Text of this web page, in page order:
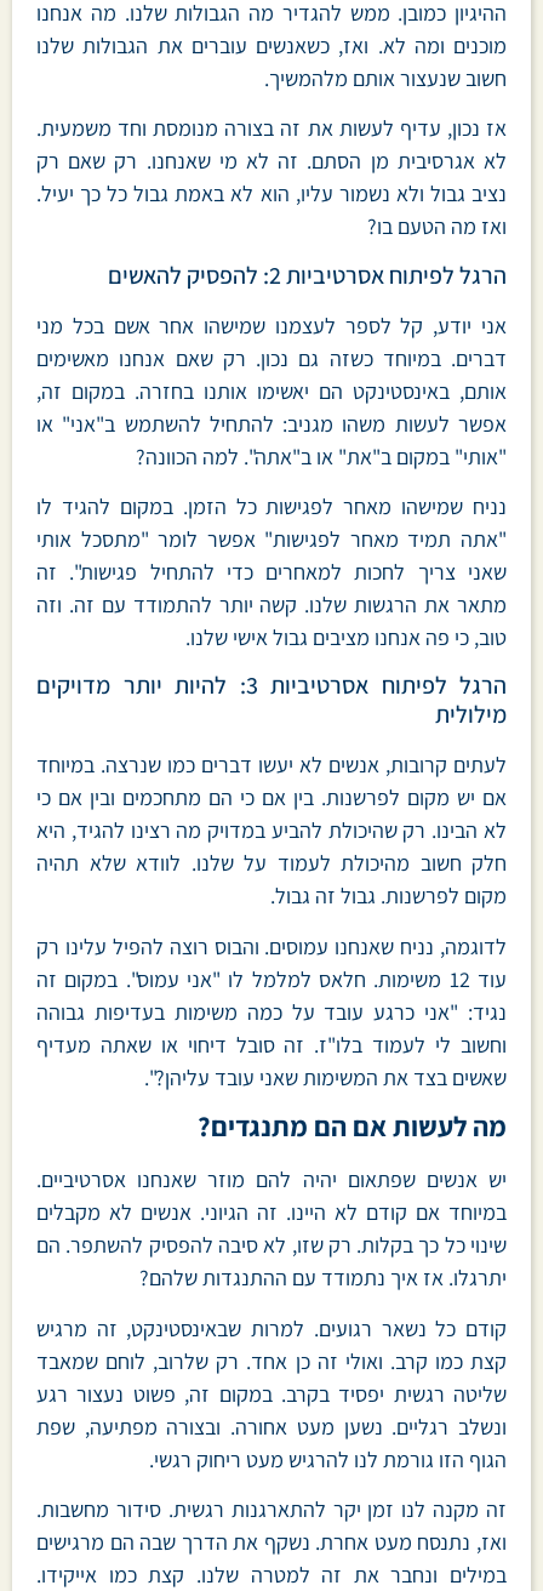
ההיגיון כמובן. ממש להגדיר מה הגבולות שלנו. מה אנחנו
מוכנים ומה לא. ואז, כשאנשים עוברים את הגבולות שלנו
חשוב שנעצור אותם מלהמשיך.
אז נכון, עדיף לעשות את זה בצורה מנומסת וחד משמעית.
לא אגרסיבית מן הסתם. זה לא מי שאנחנו. רק שאם רק
נציב גבול ולא נשמור עליו, הוא לא באמת גבול כל כך יעיל.
ואז מה הטעם בו?
הרגל לפיתוח אסרטיביות 2: להפסיק להאשים
אני יודע, קל לספר לעצמנו שמישהו אחר אשם בכל מני
דברים. במיוחד כשזה גם נכון. רק שאם אנחנו מאשימים
אותם, באינסטינקט הם יאשימו אותנו בחזרה. במקום זה,
אפשר לעשות משהו מגניב: להתחיל להשתמש ב"אני" או
"אותי" במקום ב"את" או ב"אתה". למה הכוונה?
נניח שמישהו מאחר לפגישות כל הזמן. במקום להגיד לו
"אתה תמיד מאחר לפגישות" אפשר לומר "מתסכל אותי
שאני צריך לחכות למאחרים כדי להתחיל פגישות". זה
מתאר את הרגשות שלנו. קשה יותר להתמודד עם זה. וזה
טוב, כי פה אנחנו מציבים גבול אישי שלנו.
הרגל לפיתוח אסרטיביות 3: להיות יותר מדויקים
מילולית
לעתים קרובות, אנשים לא יעשו דברים כמו שנרצה. במיוחד
אם יש מקום לפרשנות. בין אם כי הם מתחכמים ובין אם כי
לא הבינו. רק שהיכולת להביע במדויק מה רצינו להגיד, היא
חלק חשוב מהיכולת לעמוד על שלנו. לוודא שלא תהיה
מקום לפרשנות. גבול זה גבול.
לדוגמה, נניח שאנחנו עמוסים. והבוס רוצה להפיל עלינו רק
עוד 12 משימות. חלאס למלמל לו "אני עמוס". במקום זה
נגיד: "אני כרגע עובד על כמה משימות בעדיפות גבוהה
וחשוב לי לעמוד בלו"ז. זה סובל דיחוי או שאתה מעדיף
שאשים בצד את המשימות שאני עובד עליהן?".
מה לעשות אם הם מתנגדים?
יש אנשים שפתאום יהיה להם מוזר שאנחנו אסרטיביים.
במיוחד אם קודם לא היינו. זה הגיוני. אנשים לא מקבלים
שינוי כל כך בקלות. רק שזו, לא סיבה להפסיק להשתפר. הם
יתרגלו. אז איך נתמודד עם ההתנגדות שלהם?
קודם כל נשאר רגועים. למרות שבאינסטינקט, זה מרגיש
קצת כמו קרב. ואולי זה כן אחד. רק שלרוב, לוחם שמאבד
שליטה רגשית יפסיד בקרב. במקום זה, פשוט נעצור רגע
ונשלב רגליים. נשען מעט אחורה. ובצורה מפתיעה, שפת
הגוף הזו גורמת לנו להרגיש מעט ריחוק רגשי.
זה מקנה לנו זמן יקר להתארגנות רגשית. סידור מחשבות.
ואז, נתנסח מעט אחרת. נשקף את הדרך שבה הם מרגישים
במילים ונחבר את זה למטרה שלנו. קצת כמו אייקידו.